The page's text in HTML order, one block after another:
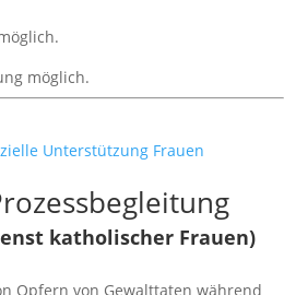
möglich.
Unterstützung Frauen
katholischer Frauen)
Opfern von Gewalttaten während